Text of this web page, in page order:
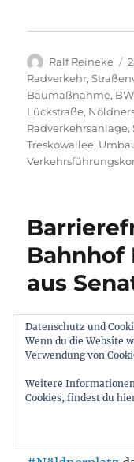
Autor
Ralf Reineke
Radverkehr,
Baumaßnahme,
Lückstraße,
Radverkehrsanlage,
Treskowallee,
Bahnhof
aus
20.03.2025
Wie stellt sich
Datenschutz und
Wenn du die Website
Verwendung von
Weitere
Cookies, findest du